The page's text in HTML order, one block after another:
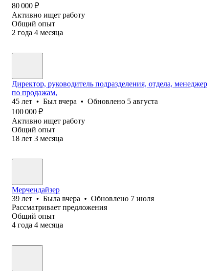
80 000 ₽
Активно ищет работу
Общий опыт
2 года 4 месяца
Директор, руководитель подразделения, отдела, менеджер
по продажам,
45 лет • Был вчера • Обновлено 5 августа
100 000 ₽
Активно ищет работу
Общий опыт
18 лет 3 месяца
Мерчендайзер
39 лет • Была вчера • Обновлено 7 июля
Рассматривает предложения
Общий опыт
4 года 4 месяца